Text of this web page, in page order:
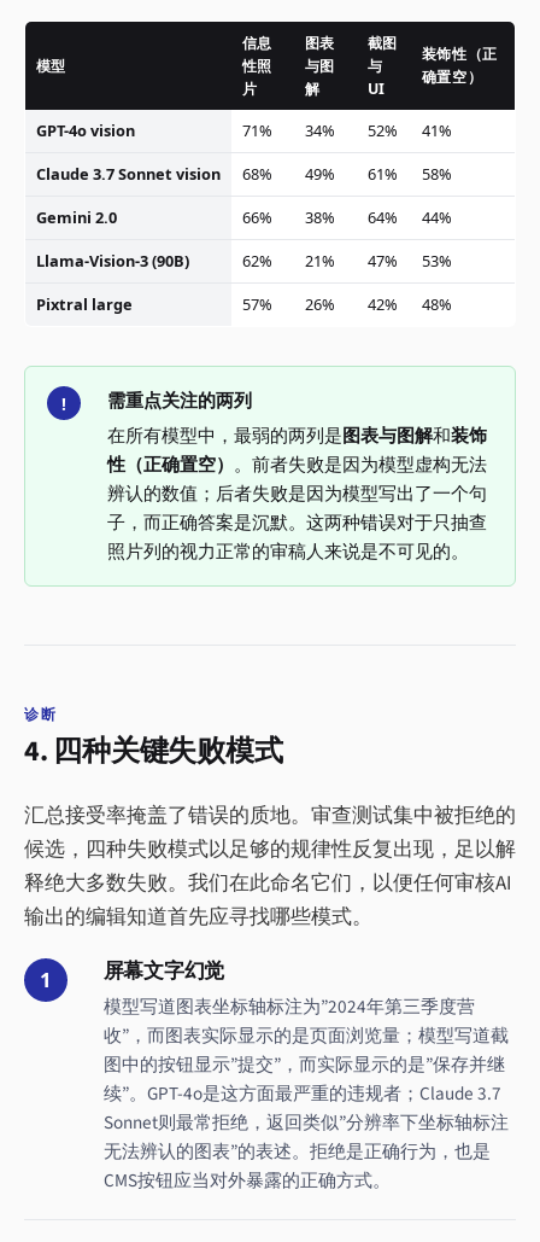
模型
信息
性照
片
图表
与图
解
截图
与
UI
装饰性（正
确置空）
GPT-4o vision 71% 34% 52%
41%
Claude 3.7 Sonnet vision
68% 49% 61%
58%
Gemini 2.0
66% 38% 64%
44%
Llama-Vision-3 (90B)
62% 21% 47%
53%
Pixtral large
57% 26% 42% 48%
! 需重点关注的两列
在所有模型中，最弱的两列是图表与图解和装饰
性（正确置空） 。前者失败是因为模型虚构无法
辨认的数值；后者失败是因为模型写出了一个句
子，而正确答案是沉默。这两种错误对于只抽查
照片列的视力正常的审稿人来说是不可见的。
诊断
4. 四种关键失败模式
汇总接受率掩盖了错误的质地。审查测试集中被拒绝的
候选，四种失败模式以足够的规律性反复出现，足以解
释绝大多数失败。我们在此命名它们，以便任何审核AI
输出的编辑知道首先应寻找哪些模式。
1 屏幕文字幻觉
模型写道图表坐标轴标注为”2024年第三季度营
收”，而图表实际显示的是页面浏览量；模型写道截
图中的按钮显示”提交”，而实际显示的是”保存并继
续”。GPT-4o是这方面最严重的违规者；Claude 3.7
Sonnet则最常拒绝，返回类似”分辨率下坐标轴标注
无法辨认的图表”的表述。拒绝是正确行为，也是
CMS按钮应当对外暴露的正确方式。